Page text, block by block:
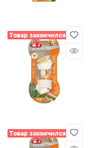
Товар закончился
Товар закончился